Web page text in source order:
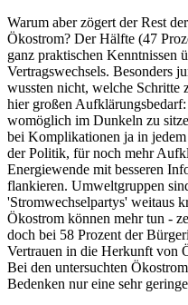
Warum aber zögert der Rest
Ökostrom? Der Hälfte (47
ganz praktischen Kenntnissen
Vertragswechsels. Besonders
wussten nicht, welche Schritte
hier großen
womöglich im Dunkeln zu
bei Komplikationen ja in
der Politik, für noch mehr
Energiewende mit besseren
flankieren. Umweltgruppen
'Stromwechselpartys' weitaus
Ökostrom können mehr tun -
doch bei 58 Prozent der
Vertrauen in die Herkunft von
Bei den untersuchten
Bedenken nur eine sehr